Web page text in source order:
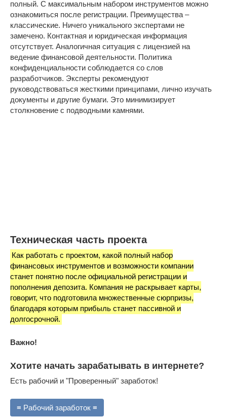
полный. С максимальным набором инструментов можно
ознакомиться после регистрации. Преимущества –
классические. Ничего уникального экспертами не
замечено. Контактная и юридическая информация
отсутствует. Аналогичная ситуация с лицензией на
ведение финансовой деятельности. Политика
конфиденциальности соблюдается со слов
разработчиков. Эксперты рекомендуют
руководствоваться жесткими принципами, лично изучать
документы и другие бумаги. Это минимизирует
столкновение с подводными камнями.
Техническая часть проекта
Как работать с проектом, какой полный набор
финансовых инструментов и возможности компании
станет понятно после официальной регистрации и
пополнения депозита. Компания не раскрывает карты,
говорит, что подготовила множественные сюрпризы,
благодаря которым прибыль станет пассивной и
долгосрочной.
Важно!
Хотите начать зарабатывать в интернете?
Есть рабочий и "Проверенный" заработок!
≡ Рабочий заработок ≡